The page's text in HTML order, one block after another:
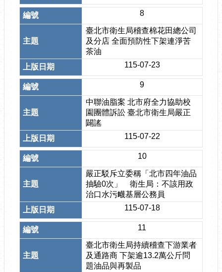
8
臺北市衛生局稽查棉花田總公司
及分店 全面預防性下架連淨苦
茶油
115-07-23
9
中聯油脂案 北市府全力協助校
園團體訴訟 臺北市衛生局嚴正
闢謠
115-07-22
10
嚴正駁斥立委稱「北市四年油品
抽驗0次」 衛生局：不該用政
治口水污衊基層公務員
115-07-18
11
臺北市衛生局持續稽查下游業者
及通路商 下架逾13.2萬公斤問
題油品與再製品